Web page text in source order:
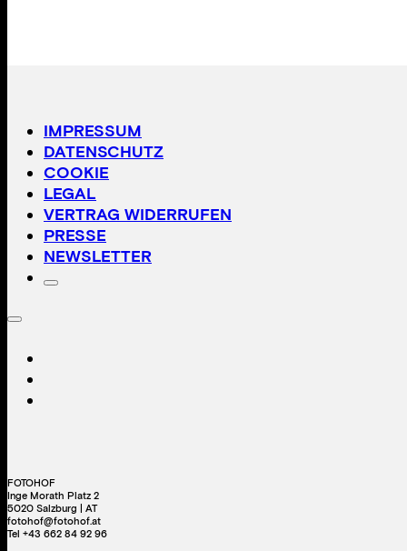
IMPRESSUM
DATENSCHUTZ
COOKIE
LEGAL
VERTRAG WIDERRUFEN
PRESSE
NEWSLETTER
FOTOHOF
Inge Morath Platz 2
5020 Salzburg | AT
fotohof@fotohof.at
Tel +43 662 84 92 96